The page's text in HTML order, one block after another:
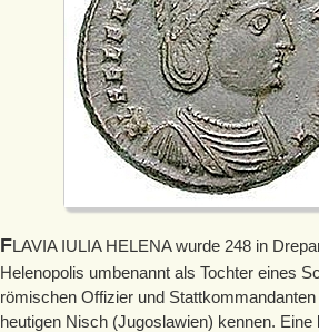
FLAVIA IULIA HELENA wurde 248 in
Helenopolis umbenannt als Tochter eines
römischen Offizier und
heutigen Nisch (Jugoslawien) kennen.